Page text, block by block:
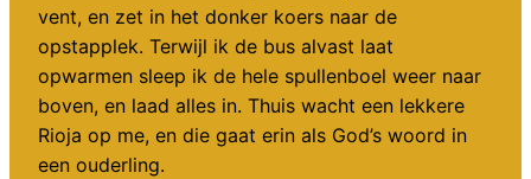
vent, en zet in het donker koers naar de
opstapplek. Terwijl ik de bus alvast laat
opwarmen sleep ik de hele spullenboel weer naar
boven, en laad alles in. Thuis wacht een lekkere
Rioja op me, en die gaat erin als God’s woord in
een ouderling.